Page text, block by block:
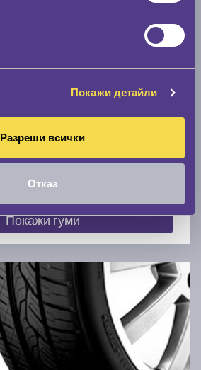
Покажи детайли
Разреши всички
Отказ
Покажи гуми